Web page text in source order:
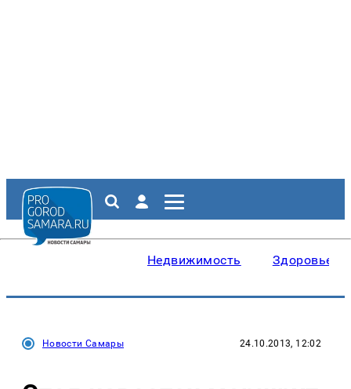
Недвижимость Здоровье
Новости Самары 24.10.2013, 12:02